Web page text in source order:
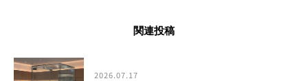
関連投稿
2026.07.17